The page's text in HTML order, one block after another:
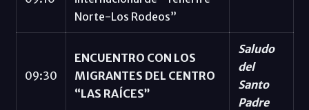
Norte-Los Rodeos”
09:30
ENCUENTRO CON LOS
MIGRANTES DEL CENTRO
“LAS RAÍCES”
Saludo
del
Santo
Padre